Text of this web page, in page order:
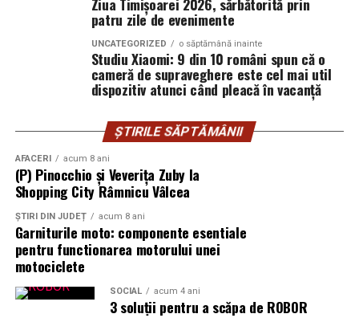
funcția Water-Touch Control, care menține ecranul
receptiv chiar și atunci când utilizatorul are mâinile ude
sau folosește ceasul în ploaie, facilitând interacțiunea în
mai multe scenarii de utilizare.
Mai mult decât un partener pentru sport
Dincolo de funcțiile dedicate antrenamentelor, HONOR
Watch 6 este conceput pentru utilizarea de zi cu zi,
având o autonomie de până la 35 de zile. Într-o
categorie în care autonomia medie este de 5–7 zile,
potrivit Intel Market Research², această performanță
reduce frecvența încărcărilor și permite monitorizarea
pe perioade mai lungi, cu mai puține întreruperi.
Ceasul oferă și o analiză detaliată a nivelului de energie
al organismului, pe baza unor indicatori precum ritmul
patru zile de evenimente
UNCATEGORIZED o săptămână inainte
Studiu Xiaomi: 9 din 10 români spun că o
cameră de supraveghere este cel mai util
dispozitiv atunci când pleacă în vacanță
ȘTIRILE SĂPTĂMÂNII
AFACERI acum 8 ani
(P) Pinocchio și Veverița Zuby la
Shopping City Râmnicu Vâlcea
ȘTIRI DIN JUDEȚ acum 8 ani
Garniturile moto: componente esentiale
pentru functionarea motorului unei
motociclete
SOCIAL acum 4 ani
3 soluții pentru a scăpa de ROBOR